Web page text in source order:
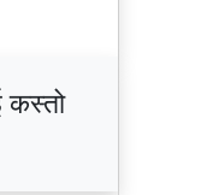
कस्तो